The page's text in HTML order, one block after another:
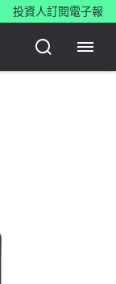
投資人訂閱電子報